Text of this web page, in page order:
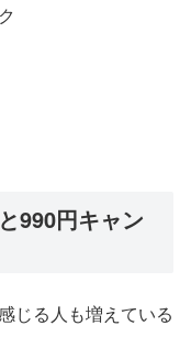
990円キャン
じる人も増えている